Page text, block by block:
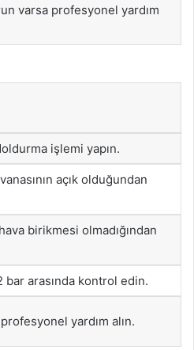
varsa profesyonel yardım
işlemi yapın.
açık olduğundan
birikmesi olmadığından
bar arasında kontrol edin.
yardım alın.